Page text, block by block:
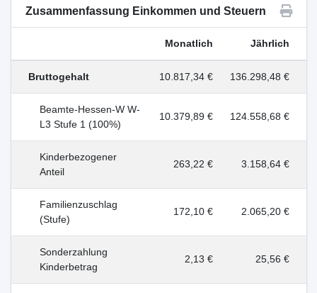
Zusammenfassung Einkommen und Steuern
Monatlich Jährlich
Bruttogehalt 10.817,34 € 136.298,48 €
Beamte-Hessen-W W-
L3 Stufe 1 (100%)
10.379,89 € 124.558,68 €
Kinderbezogener
Anteil
263,22 € 3.158,64 €
Familienzuschlag
(Stufe)
172,10 € 2.065,20 €
Sonderzahlung
Kinderbetrag
2,13 € 25,56 €